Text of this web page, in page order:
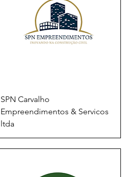
SPN Carvalho
Empreendimentos & Servicos
ltda